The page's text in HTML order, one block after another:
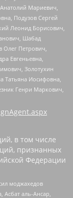
Мариевич,
Подузов Сергей
Леонид Борисович,
Шабад
Олег Петрович,
Евгеньевна,
Золотухин
Татьяна Иосифовна,
Генри Маркович,
в том числе
признанных
Федерации
моджахедов
Асбат аль-Ансар,